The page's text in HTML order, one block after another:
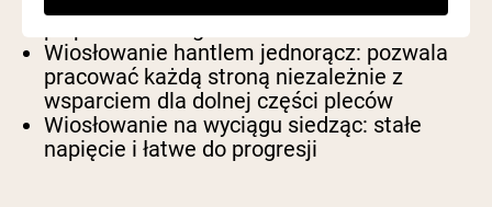
Wiosłowanie hantlem jednorącz: pozwala
pracować każdą stroną niezależnie z
wsparciem dla dolnej części pleców
Wiosłowanie na wyciągu siedząc: stałe
napięcie i łatwe do progresji